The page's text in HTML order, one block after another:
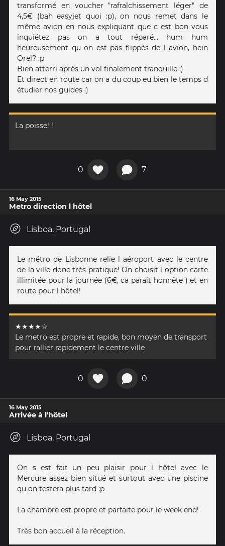
transformé en voucher "rafraîchissement léger" de
4,5€ (bah easyjet quoi :p), on nous remet dans le
même avion en nous expliquant que c est bon vous
inquiétez pas on a tout réparé... hum hum
heureusement qu on est pas flippés de l avion, hein
Orel? :p
Bien atterri après un vol finalement tranquille :)
Et direct en route car on a du coup eu bien le temps d
étudier nos guides :)
La poisse! !
0 7
16 May 2015
Metro direction l hôtel
Lisboa, Portugal
Le métro de Lisbonne relie l aéroport avec le centre
de la ville donc très pratique! On choisit l option carte
illimitée pour la journée (6€, ca parait honnête ) et en
route pour l hôtel!
★★★★☆
Le metro est propre et rapide, bon moyen de transport
pour rallier rapidement le centre ville
0 0
16 May 2015
Arrivée à l'hôtel
Lisboa, Portugal
On s est fait un peu plaisir pour l hôtel avec le
Mercure assez bien situé et surtout avec une piscine
qu on testera plus tard :p
La chambre est propre et parfaite pour le week end!
Très bon accueil à la réception.